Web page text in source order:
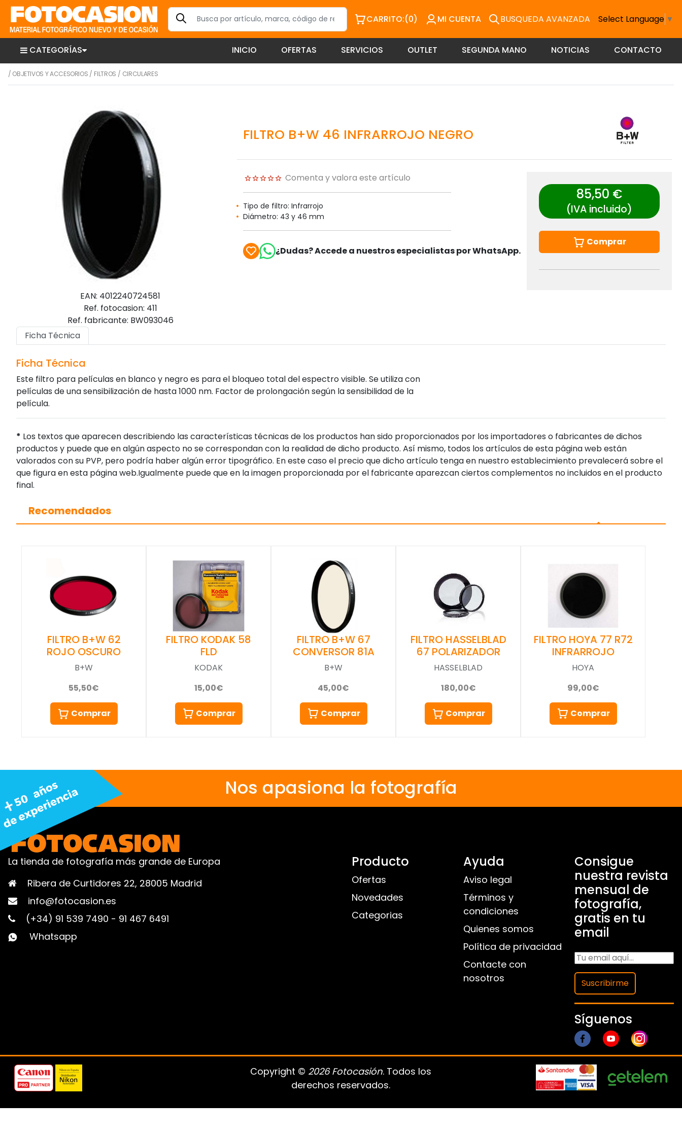
CARRITO:(0) MI CUENTA BUSQUEDA AVANZADA Select Language ▼
CATEGORÍAS INICIO OFERTAS SERVICIOS OUTLET SEGUNDA MANO NOTICIAS CONTACTO
/ OBJETIVOS Y ACCESORIOS / FILTROS / CIRCULARES
EAN: 4012240724581
Ref. fotocasion: 411
Ref. fabricante: BW093046
FILTRO B+W 46 INFRARROJO NEGRO
Comenta y valora este artículo
Tipo de filtro: Infrarrojo
Diámetro: 43 y 46 mm
¿Dudas? Accede a nuestros especialistas por WhatsApp.
85,50 €
(IVA incluido)
Comprar
Ficha Técnica
Ficha Técnica
Este filtro para películas en blanco y negro es para el bloqueo total del espectro visible. Se utiliza con
películas de una sensibilización de hasta 1000 nm. Factor de prolongación según la sensibilidad de la
película.
* Los textos que aparecen describiendo las características técnicas de los productos han sido proporcionados por los importadores o fabricantes de dichos
productos y puede que en algún aspecto no se correspondan con la realidad de dicho producto. Así mismo, todos los artículos de esta página web están
valorados con su PVP, pero podría haber algún error tipográfico. En este caso el precio que dicho artículo tenga en nuestro establecimiento prevalecerá sobre el
que figura en esta página web.Igualmente puede que en la imagen proporcionada por el fabricante aparezcan ciertos complementos no incluidos en el producto
final.
Recomendados
FILTRO B+W 62
ROJO OSCURO
B+W
55,50€
Comprar
FILTRO KODAK 58
FLD
KODAK
15,00€
Comprar
FILTRO B+W 67
CONVERSOR 81A
B+W
45,00€
Comprar
FILTRO HASSELBLAD
67 POLARIZADOR
HASSELBLAD
180,00€
Comprar
FILTRO HOYA 77 R72
INFRARROJO
HOYA
99,00€
Comprar
Nos apasiona la fotografía
La tienda de fotografía más grande de Europa
Ribera de Curtidores 22, 28005 Madrid
info@fotocasion.es
(+34) 91 539 7490 - 91 467 6491
Whatsapp
Producto
Ofertas
Novedades
Categorias
Ayuda
Aviso legal
Términos y
condiciones
Quienes somos
Política de privacidad
Contacte con
nosotros
Consigue
nuestra revista
mensual de
fotografía,
gratis en tu
email
Suscribirme
Síguenos
Copyright © 2026 Fotocasión. Todos los
derechos reservados.